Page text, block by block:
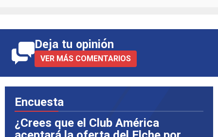
Deja tu opinión
VER MÁS COMENTARIOS
Encuesta
¿Crees que el Club América